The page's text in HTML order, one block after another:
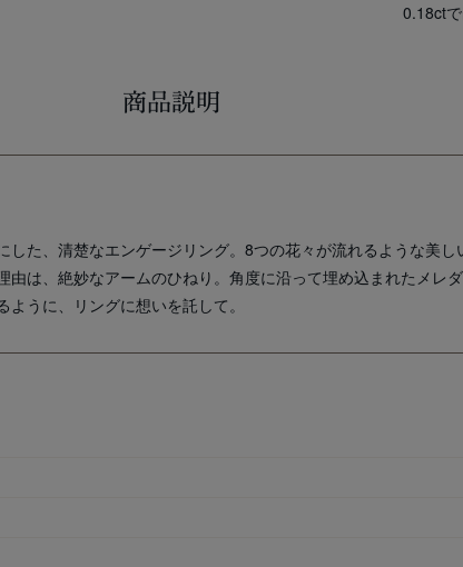
0.18ct
商品説明
た、清楚なエンゲージリング。8つの花々が流れるような美
は、絶妙なアームのひねり。角度に沿って埋め込まれたメレ
うに、リングに想いを託して。